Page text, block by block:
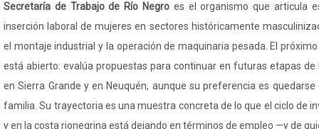
Secretaría de Trabajo de Río Negroes el organismo que articula
inserción laboral de mujeres en sectores históricamente
el montaje industrial y la operación de maquinaria pesada. El
está abierto: evalúa propuestas para continuar en futuras etapas
en Sierra Grande y en Neuquén, aunque su preferencia es quedarse
familia. Su trayectoria es una muestra concreta de lo que el ciclo de
y en la costa rionegrina está dejando en términos de empleo —y de